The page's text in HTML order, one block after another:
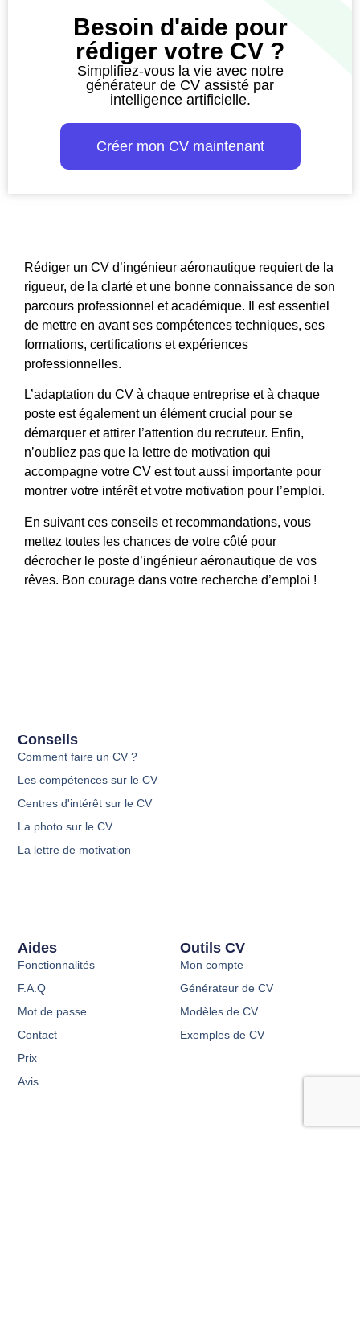
Besoin d'aide pour
rédiger votre CV ?
Simplifiez-vous la vie avec notre
générateur de CV assisté par
intelligence artificielle.
Créer mon CV maintenant
Rédiger un CV d’ingénieur aéronautique requiert de la
rigueur, de la clarté et une bonne connaissance de son
parcours professionnel et académique. Il est essentiel
de mettre en avant ses compétences techniques, ses
formations, certifications et expériences
professionnelles.
L’adaptation du CV à chaque entreprise et à chaque
poste est également un élément crucial pour se
démarquer et attirer l’attention du recruteur. Enfin,
n’oubliez pas que la lettre de motivation qui
accompagne votre CV est tout aussi importante pour
montrer votre intérêt et votre motivation pour l’emploi.
En suivant ces conseils et recommandations, vous
mettez toutes les chances de votre côté pour
décrocher le poste d’ingénieur aéronautique de vos
rêves. Bon courage dans votre recherche d’emploi !
Outils CV
Mon compte
Générateur de CV
Modèles de CV
Exemples de CV
Aides
Fonctionnalités
F.A.Q
Mot de passe
Contact
Prix
Avis
Conseils
Comment faire un CV ?
Les compétences sur le CV
Centres d'intérêt sur le CV
La photo sur le CV
La lettre de motivation